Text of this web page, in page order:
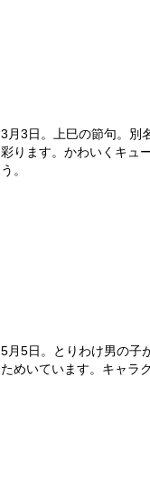
3月3日。上巳の節句。別
彩ります。かわいくキュ
う。
5月5日。とりわけ男の子
ためいています。キャラ